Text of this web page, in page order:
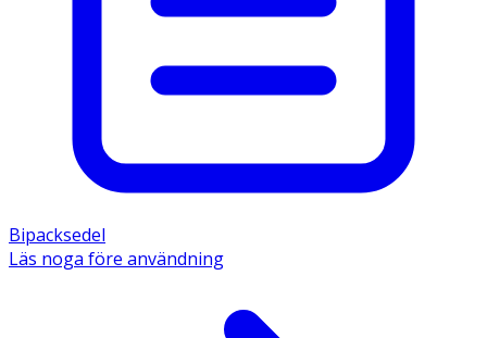
Bipacksedel
Läs noga före användning